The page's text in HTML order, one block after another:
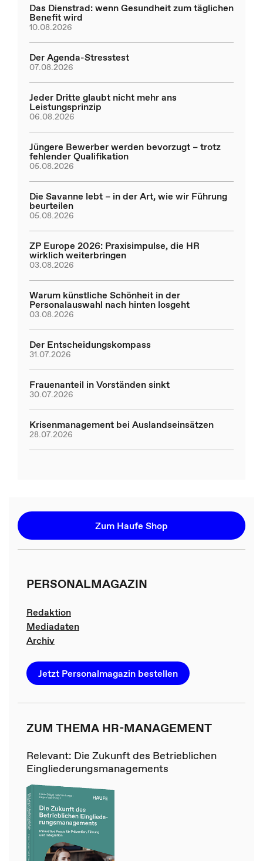
Das Dienstrad: wenn Gesundheit zum täglichen
Benefit wird
10.08.2026
Der Agenda-Stresstest
07.08.2026
Jeder Dritte glaubt nicht mehr ans
Leistungsprinzip
06.08.2026
Jüngere Bewerber werden bevorzugt – trotz
fehlender Qualifikation
05.08.2026
Die Savanne lebt – in der Art, wie wir Führung
beurteilen
05.08.2026
ZP Europe 2026: Praxisimpulse, die HR
wirklich weiterbringen
03.08.2026
Warum künstliche Schönheit in der
Personalauswahl nach hinten losgeht
03.08.2026
Der Entscheidungskompass
31.07.2026
Frauenanteil in Vorständen sinkt
30.07.2026
Krisenmanagement bei Auslandseinsätzen
28.07.2026
Zum Haufe Shop
PERSONALMAGAZIN
Redaktion
Mediadaten
Archiv
Jetzt Personalmagazin bestellen
ZUM THEMA HR-MANAGEMENT
Relevant: Die Zukunft des Betrieblichen
Eingliederungsmanagements